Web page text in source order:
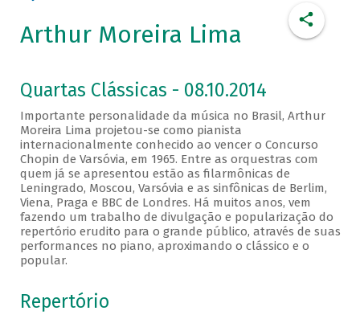
Arthur Moreira Lima
Quartas Clássicas - 08.10.2014
Importante personalidade da música no Brasil, Arthur
Moreira Lima projetou-se como pianista
internacionalmente conhecido ao vencer o Concurso
Chopin de Varsóvia, em 1965. Entre as orquestras com
quem já se apresentou estão as filarmônicas de
Leningrado, Moscou, Varsóvia e as sinfônicas de Berlim,
Viena, Praga e BBC de Londres. Há muitos anos, vem
fazendo um trabalho de divulgação e popularização do
repertório erudito para o grande público, através de suas
performances no piano, aproximando o clássico e o
popular.
Repertório